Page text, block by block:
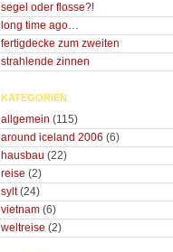
segel oder flosse?!
long time ago…
fertigdecke zum zweiten
strahlende zinnen
KATEGORIEN
allgemein (115)
around iceland 2006 (6)
hausbau (22)
reise (2)
sylt(24)
vietnam (6)
weltreise (2)